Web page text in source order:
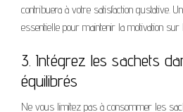
contribuera à votre satisfaction gustative.
essentielle pour maintenir la motivation
3. Intégrez les sachets
équilibrés
Ne vous limitez pas à consommer les